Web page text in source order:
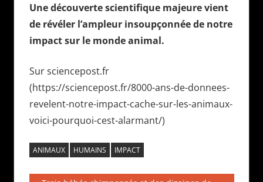
Une découverte scientifique majeure vient
de révéler l’ampleur insoupçonnée de notre
impact sur le monde animal.
Sur sciencepost.fr
(https://sciencepost.fr/8000-ans-de-donnees-
revelent-notre-impact-cache-sur-les-animaux-
voici-pourquoi-cest-alarmant/)
ANIMAUX HUMAINS IMPACT